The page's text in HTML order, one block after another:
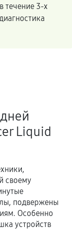
ценам.
и запчастей
Liquid
своему
подвержены
Особенно
устройств